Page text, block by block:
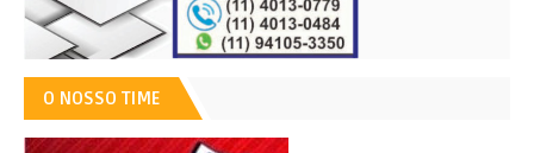
O NOSSO TIME